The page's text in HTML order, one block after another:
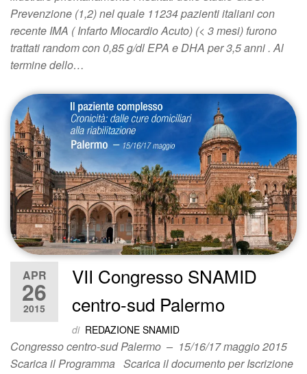
Prevenzione (1,2) nel quale 11234 pazienti italiani con
recente IMA ( Infarto Miocardio Acuto) (< 3 mesi) furono
trattati random con 0,85 g/dl EPA e DHA per 3,5 anni . Al
termine dello…
APR
26
2015
VII Congresso SNAMID
centro-sud Palermo
di REDAZIONE SNAMID
Congresso centro-sud Palermo – 15/16/17 maggio 2015
Scarica il Programma Scarica il documento per Iscrizione